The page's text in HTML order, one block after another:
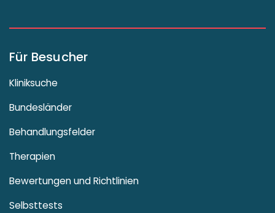
Für Besucher
Kliniksuche
Bundesländer
Behandlungsfelder
Therapien
Bewertungen und Richtlinien
Selbsttests